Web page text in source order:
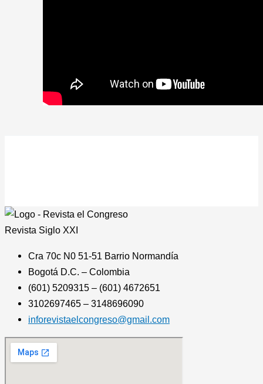
Revista Siglo XXI
Cra 70c N0 51-51 Barrio Normandía
Bogotá D.C. – Colombia
(601) 5209315 – (601) 4672651
3102697465 – 3148696090
inforevistaelcongreso@gmail.com